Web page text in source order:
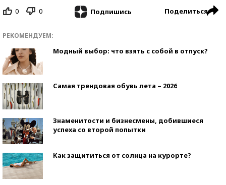
0 0 Подпишись Поделиться
РЕКОМЕНДУЕМ:
Модный выбор: что взять с собой в отпуск?
Самая трендовая обувь лета – 2026
Знаменитости и бизнесмены, добившиеся
успеха со второй попытки
Как защититься от солнца на курорте?